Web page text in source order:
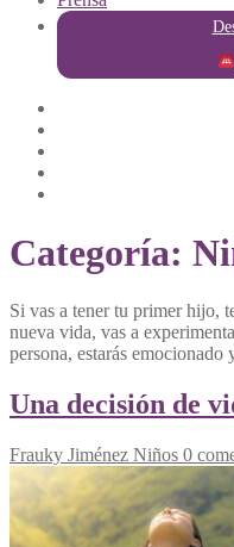
Categoría:
Si vas a tener tu primer hijo,
nueva vida, vas a
persona, estarás
Una decisión de
Frauky Jiménez Niños 0